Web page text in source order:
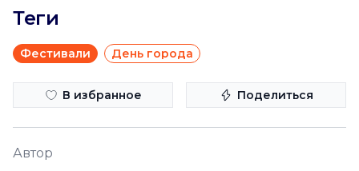
Теги
Фестивали День города
В избранное Поделиться
Автор